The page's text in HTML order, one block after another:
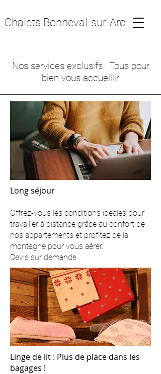
Chalets Bonneval-sur-Arc
Nos services exclusifs : Tous pour
bien vous accueillir
Long séjour
Offrez-vous les conditions idéales pour
travailler à distance grâce au confort de
nos appartements et profitez de la
montagne pour vous aérer.
Devis sur demande
Linge de lit : Plus de place dans les
bagages !